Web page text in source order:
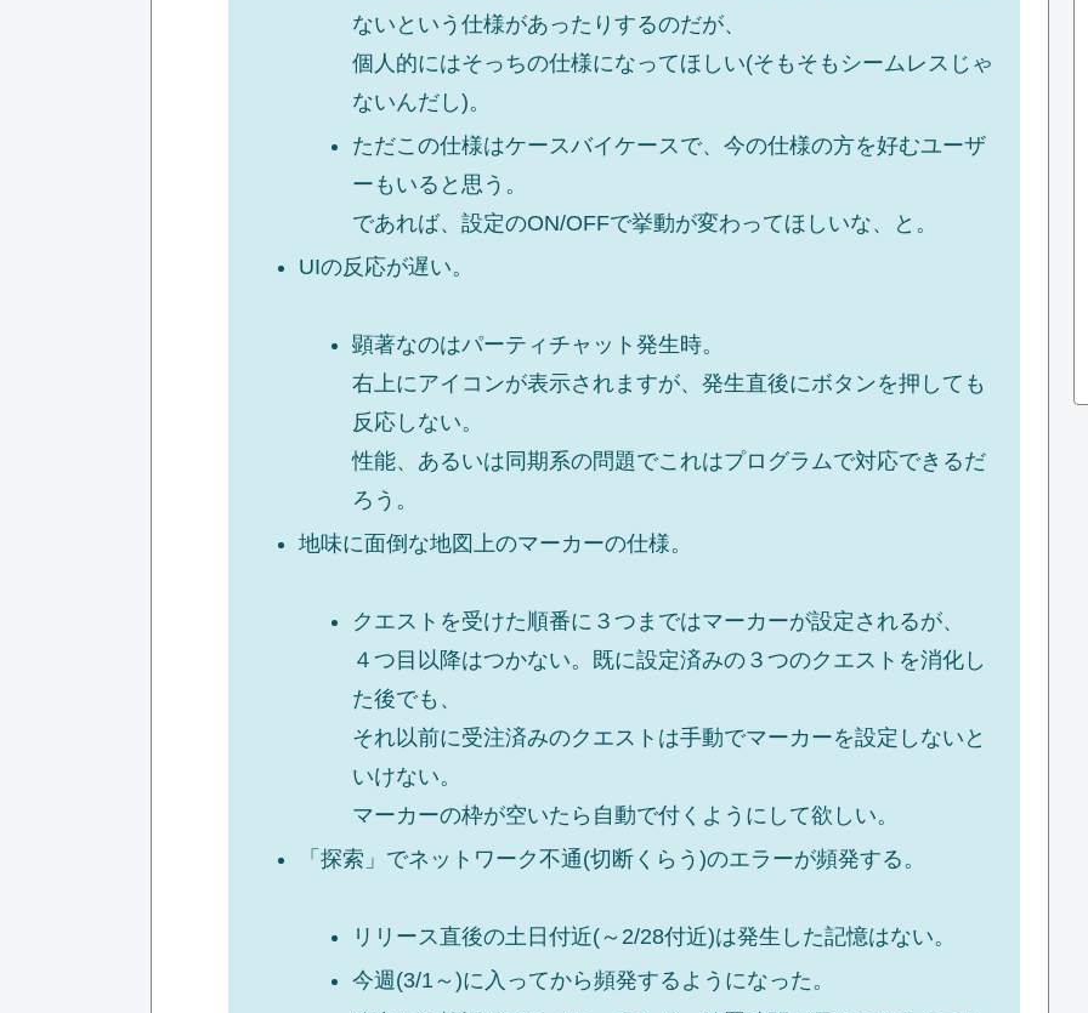
ないという仕様があったりするのだが、
個人的にはそっちの仕様になってほしい(そもそもシームレスじゃ
ないんだし)。
ただこの仕様はケースバイケースで、今の仕様の方を好むユーザ
ーもいると思う。
であれば、設定のON/OFFで挙動が変わってほしいな、と。
UIの反応が遅い。
顕著なのはパーティチャット発生時。
右上にアイコンが表示されますが、発生直後にボタンを押しても
反応しない。
性能、あるいは同期系の問題でこれはプログラムで対応できるだ
ろう。
地味に面倒な地図上のマーカーの仕様。
クエストを受けた順番に３つまではマーカーが設定されるが、
４つ目以降はつかない。既に設定済みの３つのクエストを消化し
た後でも、
それ以前に受注済みのクエストは手動でマーカーを設定しないと
いけない。
マーカーの枠が空いたら自動で付くようにして欲しい。
「探索」でネットワーク不通(切断くらう)のエラーが頻発する。
リリース直後の土日付近(～2/28付近)は発生した記憶はない。
今週(3/1～)に入ってから頻発するようになった。